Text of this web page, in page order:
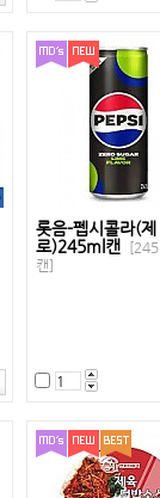
롯음-펩시콜라(제
로)245ml캔
캔]